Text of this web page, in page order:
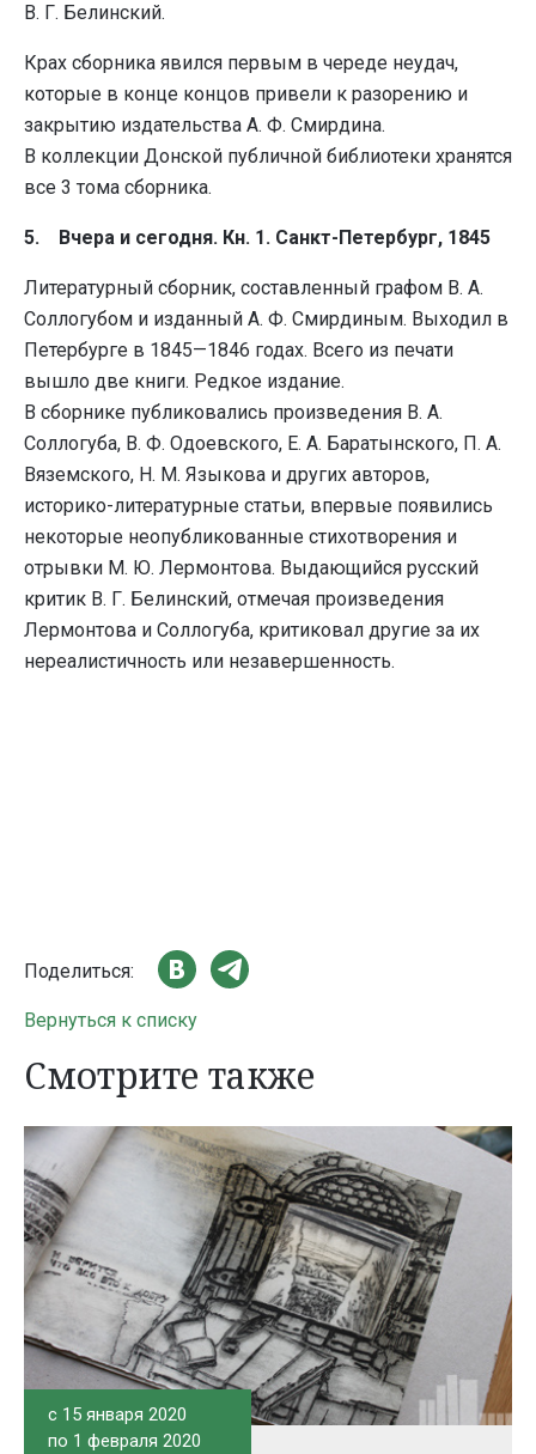
В. Г. Белинский.
Крах сборника явился первым в череде неудач,
которые в конце концов привели к разорению и
закрытию издательства А. Ф. Смирдина.
В коллекции Донской публичной библиотеки хранятся
все 3 тома сборника.
5. Вчера и сегодня. Кн. 1. Санкт-Петербург, 1845
Литературный сборник, составленный графом В. А.
Соллогубом и изданный А. Ф. Смирдиным. Выходил в
Петербурге в 1845—1846 годах. Всего из печати
вышло две книги. Редкое издание.
В сборнике публиковались произведения В. А.
Соллогуба, В. Ф. Одоевского, Е. А. Баратынского, П. А.
Вяземского, Н. М. Языкова и других авторов,
историко-литературные статьи, впервые появились
некоторые неопубликованные стихотворения и
отрывки М. Ю. Лермонтова. Выдающийся русский
критик В. Г. Белинский, отмечая произведения
Лермонтова и Соллогуба, критиковал другие за их
нереалистичность или незавершенность.
Поделиться:
Вернуться к списку
Смотрите также
c 15 января 2020
по 1 февраля 2020